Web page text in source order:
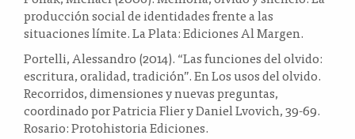
producción social de identidades frente a las
situaciones límite. La Plata: Ediciones Al Margen.
Portelli, Alessandro (2014). “Las funciones del olvido:
escritura, oralidad, tradición”. En Los usos del olvido.
Recorridos, dimensiones y nuevas preguntas,
coordinado por Patricia Flier y Daniel Lvovich, 39-69.
Rosario: Protohistoria Ediciones.